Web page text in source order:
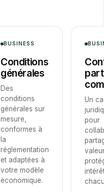
BUSINESS
Conditions
générales
Des
conditions
générales sur
mesure,
conformes à
la
réglementation
et adaptées à
votre modèle
économique.
Un
pour